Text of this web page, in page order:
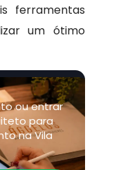
ferramentas
um ótimo
ou entrar
para
na Vila